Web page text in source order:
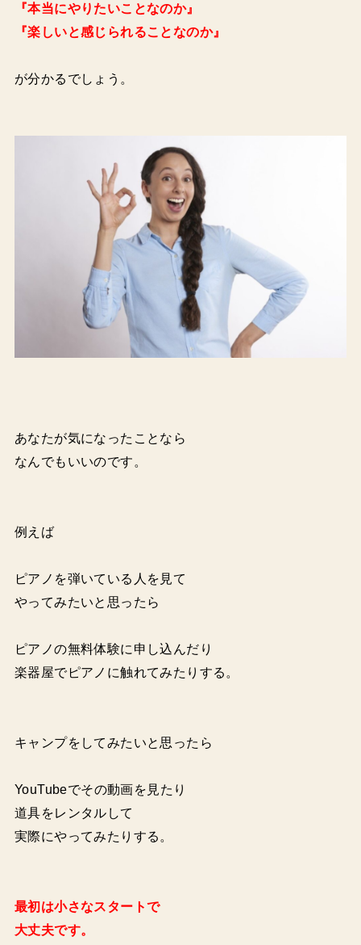
『本当にやりたいことなのか』
『楽しいと感じられることなのか』
が分かるでしょう。
あなたが気になったことなら
なんでもいいのです。
例えば
ピアノを弾いている人を見て
やってみたいと思ったら
ピアノの無料体験に申し込んだり
楽器屋でピアノに触れてみたりする。
キャンプをしてみたいと思ったら
YouTubeでその動画を見たり
道具をレンタルして
実際にやってみたりする。
最初は小さなスタートで
大丈夫です。